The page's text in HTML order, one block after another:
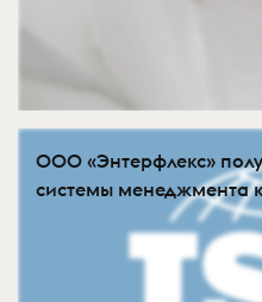
ООО «Энтерфлекс»
системы менеджмента